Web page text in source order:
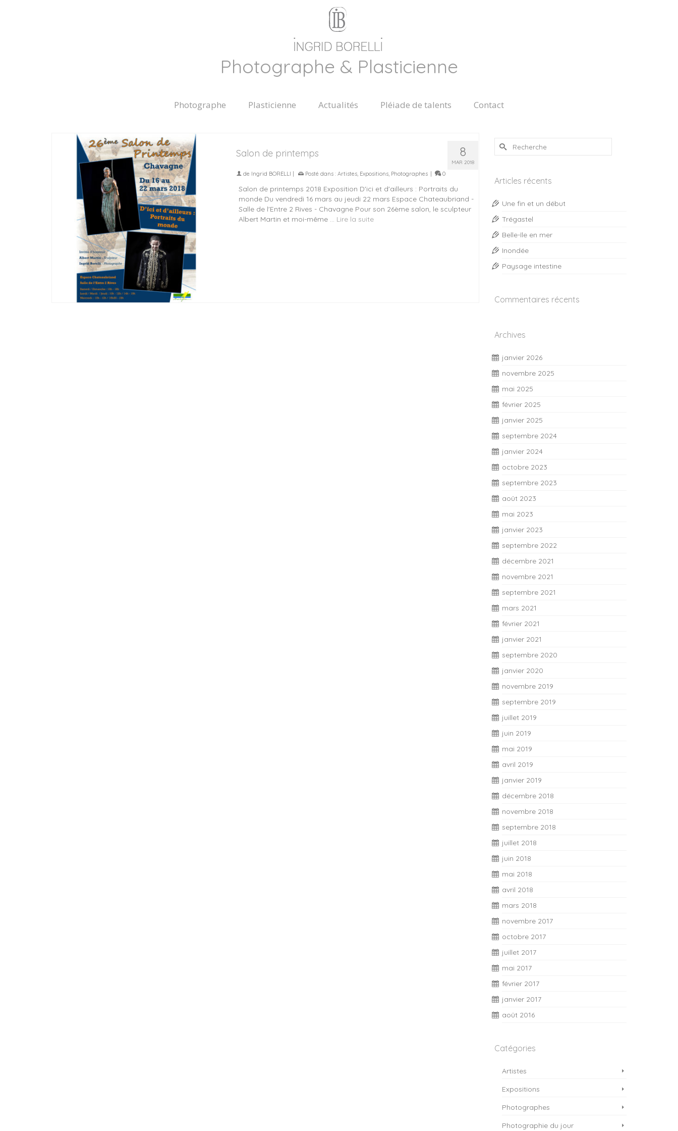
Photographe & Plasticienne
Photographe Plasticienne Actualités Pléiade de talents Contact
8
MAR 2018
Salon de printemps
de Ingrid BORELLI Posté dans : Artistes, Expositions, Photographes 0
Salon de printemps 2018 Exposition D'ici et d'ailleurs : Portraits du
monde Du vendredi 16 mars au jeudi 22 mars Espace Chateaubriand -
Salle de l'Entre 2 Rives - Chavagne Pour son 26ème salon, le sculpteur
Albert Martin et moi-même … Lire la suite
Rechercher :
Articles récents
Une fin et un début
Trégastel
Belle-île en mer
Inondée
Paysage intestine
Commentaires récents
Archives
janvier 2026
novembre 2025
mai 2025
février 2025
janvier 2025
septembre 2024
janvier 2024
octobre 2023
septembre 2023
août 2023
mai 2023
janvier 2023
septembre 2022
décembre 2021
novembre 2021
septembre 2021
mars 2021
février 2021
janvier 2021
septembre 2020
janvier 2020
novembre 2019
septembre 2019
juillet 2019
juin 2019
mai 2019
avril 2019
janvier 2019
décembre 2018
novembre 2018
septembre 2018
juillet 2018
juin 2018
mai 2018
avril 2018
mars 2018
novembre 2017
octobre 2017
juillet 2017
mai 2017
février 2017
janvier 2017
août 2016
Catégories
Artistes
Expositions
Photographes
Photographie du jour